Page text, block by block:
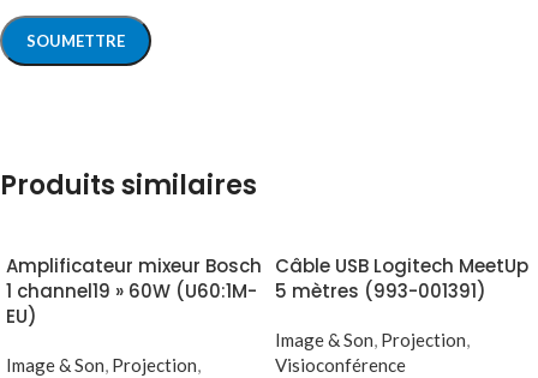
Produits similaires
Amplificateur mixeur Bosch
1 channel19 » 60W (U60:1M-
EU)
Image & Son, Projection,
Câble USB Logitech MeetUp
5 mètres (993-001391)
Image & Son, Projection,
Visioconférence